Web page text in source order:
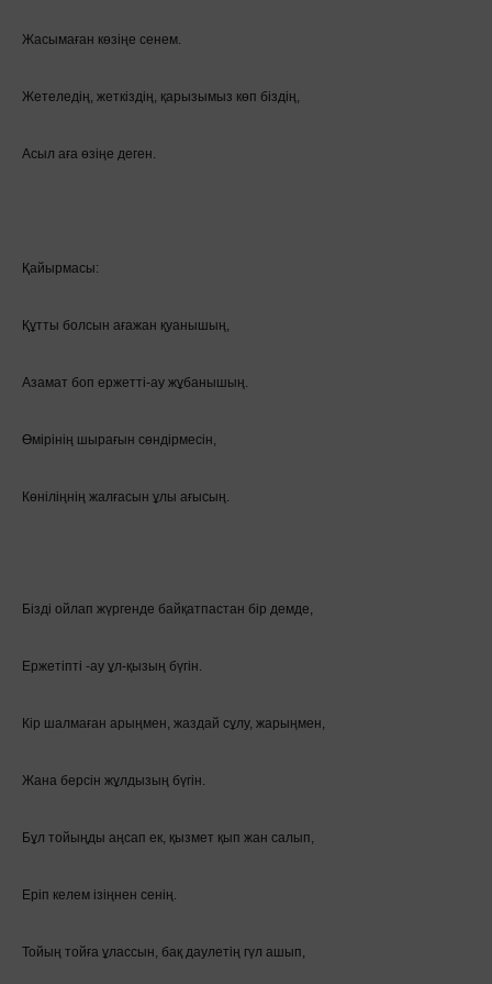
Жасымаған көзіңе сенем.
Жетеледің, жеткіздің, қарызымыз көп біздің,
Асыл аға өзіңе деген.
Қайырмасы:
Құтты болсын ағажан қуанышың,
Азамат боп ержетті-ау жұбанышың.
Өмірінің шырағын сөндірмесін,
Көніліңнің жалғасын ұлы ағысың.
Бізді ойлап жүргенде байқатпастан бір демде,
Ержетіпті -ау ұл-қызың бүгін.
Кір шалмаған арыңмен, жаздай сұлу, жарыңмен,
Жана берсін жұлдызың бүгін.
Бұл тойыңды аңсап ек, қызмет қып жан салып,
Еріп келем ізіңнен сенің.
Тойың тойға ұлассын, бақ даулетің гүл ашып,